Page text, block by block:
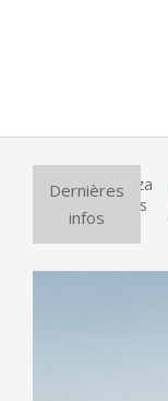
Dernières
infos